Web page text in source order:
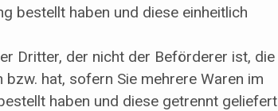
bestellt haben und diese einheitlich
Dritter, der nicht der Beförderer ist, die
hat, sofern Sie mehrere Waren im
haben und diese getrennt geliefert